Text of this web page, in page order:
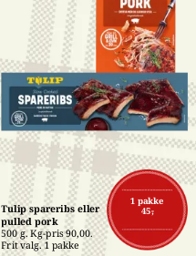
1 pakke
45,-
Tulip spareribs eller
pulled pork
500 g. Kg-pris 90,00.
Frit valg. 1 pakke